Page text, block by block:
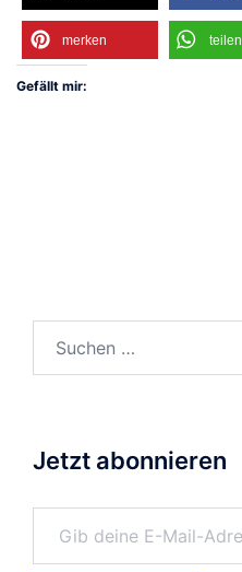
merken teilen
Gefällt mir:
nach:
Jetzt abonnieren
Gib deine E-Mail-Adresse ein ...